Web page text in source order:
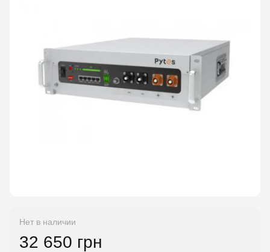
Нет в наличии
32 650 грн